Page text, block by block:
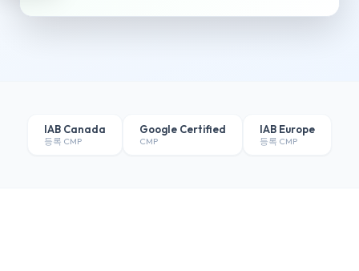
IAB Canada
등록 CMP
Google Certified
CMP
IAB Europe
등록 CMP